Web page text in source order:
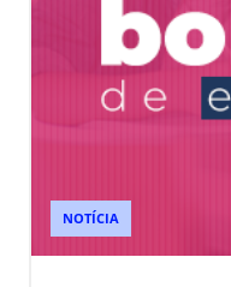
NOTÍCIA